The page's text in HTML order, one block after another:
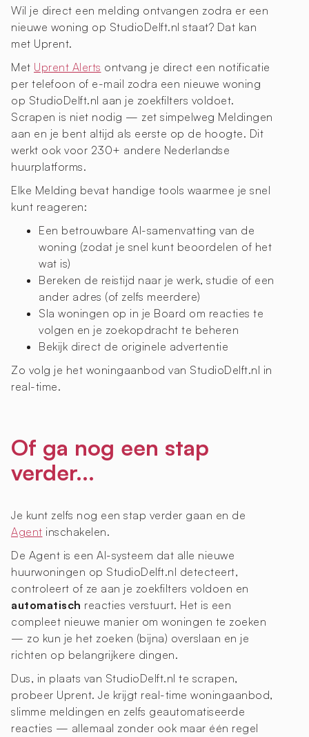
Wil je direct een melding ontvangen zodra er een
nieuwe woning op StudioDelft.nl staat? Dat kan
met Uprent.
Met Uprent Alerts ontvang je direct een notificatie
per telefoon of e-mail zodra een nieuwe woning
op StudioDelft.nl aan je zoekfilters voldoet.
Scrapen is niet nodig — zet simpelweg Meldingen
aan en je bent altijd als eerste op de hoogte. Dit
werkt ook voor 230+ andere Nederlandse
huurplatforms.
Elke Melding bevat handige tools waarmee je snel
kunt reageren:
Een betrouwbare AI-samenvatting van de
woning (zodat je snel kunt beoordelen of het
wat is)
Bereken de reistijd naar je werk, studie of een
ander adres (of zelfs meerdere)
Sla woningen op in je Board om reacties te
volgen en je zoekopdracht te beheren
Bekijk direct de originele advertentie
Zo volg je het woningaanbod van StudioDelft.nl in
real-time.
Of ga nog een stap
verder...
Je kunt zelfs nog een stap verder gaan en de
Agent inschakelen.
De Agent is een AI-systeem dat alle nieuwe
huurwoningen op StudioDelft.nl detecteert,
controleert of ze aan je zoekfilters voldoen en
automatisch reacties verstuurt. Het is een
compleet nieuwe manier om woningen te zoeken
— zo kun je het zoeken (bijna) overslaan en je
richten op belangrijkere dingen.
Dus, in plaats van StudioDelft.nl te scrapen,
probeer Uprent. Je krijgt real-time woningaanbod,
slimme meldingen en zelfs geautomatiseerde
reacties — allemaal zonder ook maar één regel